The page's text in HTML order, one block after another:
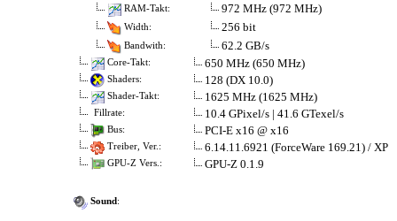
RAM-Takt: 972 MHz (972 MHz)
Width: 256 bit
Bandwith: 62.2 GB/s
Core-Takt: 650 MHz (650 MHz)
Shaders: 128 (DX 10.0)
Shader-Takt: 1625 MHz (1625 MHz)
Fillrate: 10.4 GPixel/s | 41.6 GTexel/s
Bus: PCI-E x16 @ x16
Treiber, Ver.: 6.14.11.6921 (ForceWare 169.21) / XP
GPU-Z Vers.: GPU-Z 0.1.9
Sound: